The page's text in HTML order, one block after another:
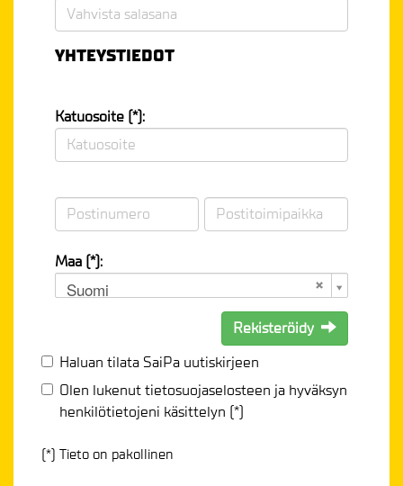
YHTEYSTIEDOT
Katuosoite (*):
Maa (*):
Suomi
Rekisteröidy
Haluan tilata SaiPa uutiskirjeen
Olen lukenuttietosuojaselosteen ja hyväksyn
henkilötietojeni käsittelyn (*)
(*) Tieto on pakollinen